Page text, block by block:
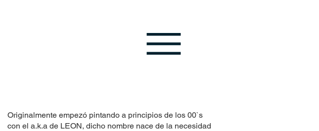
Originalmente empezó pintando a principios de los 00`s
con el a.k.a de LEON, dicho nombre nace de la necesidad